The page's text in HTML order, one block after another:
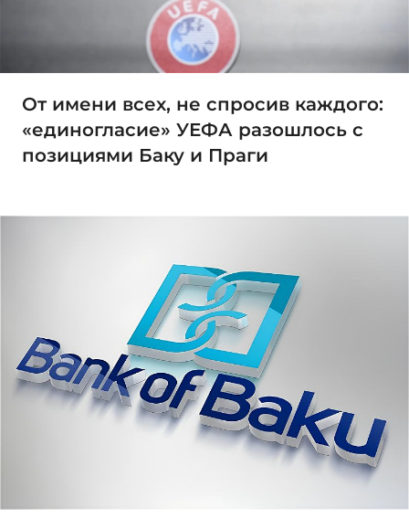
От имени всех, не спросив каждого:
«единогласие» УЕФА разошлось с
позициями Баку и Праги